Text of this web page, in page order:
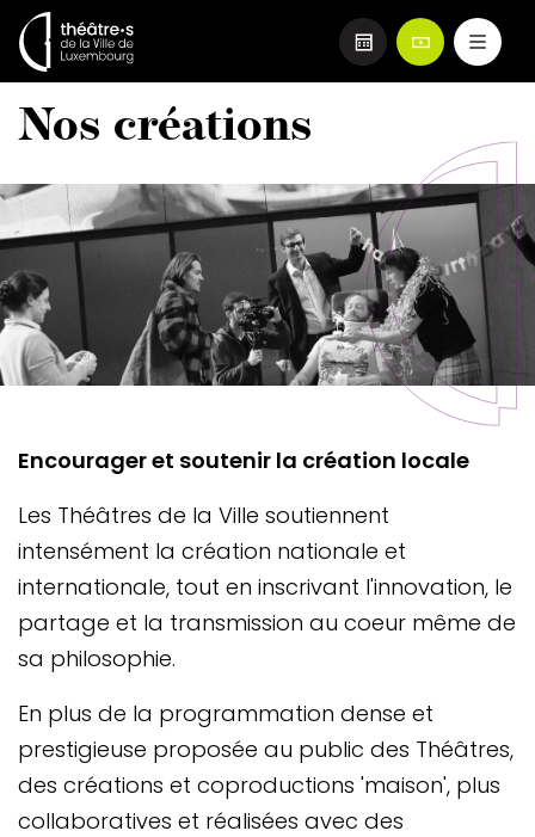
au
principal
Nos créations
Image
header
Image
Teaser
Encourager et soutenir la création locale
Les Théâtres de la Ville soutiennent
intensément la création nationale et
internationale, tout en inscrivant l'innovation, le
partage et la transmission au coeur même de
sa philosophie.
En plus de la programmation dense et
prestigieuse proposée au public des Théâtres,
des créations et coproductions 'maison', plus
collaboratives et réalisées avec des